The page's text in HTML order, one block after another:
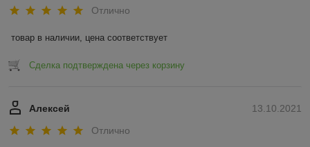
Отлично
товар в наличии, цена соответствует
Сделка подтверждена через корзину
13.10.2021
Алексей
Отлично